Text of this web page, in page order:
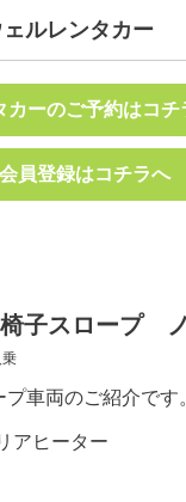
ルレンタカー
カーのご予約はコチ
会員登録はコチラへ
子スロープ
車両のご紹介です
アヒーター